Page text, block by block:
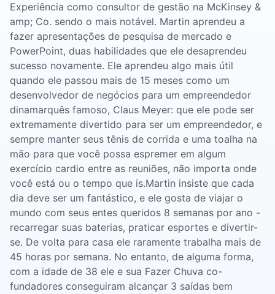
Experiência como consultor de gestão na McKinsey &
amp; Co. sendo o mais notável. Martin aprendeu a
fazer apresentações de pesquisa de mercado e
PowerPoint, duas habilidades que ele desaprendeu
sucesso novamente. Ele aprendeu algo mais útil
quando ele passou mais de 15 meses como um
desenvolvedor de negócios para um empreendedor
dinamarquês famoso, Claus Meyer: que ele pode ser
extremamente divertido para ser um empreendedor, e
sempre manter seus tênis de corrida e uma toalha na
mão para que você possa espremer em algum
exercício cardio entre as reuniões, não importa onde
você está ou o tempo que is.Martin insiste que cada
dia deve ser um fantástico, e ele gosta de viajar o
mundo com seus entes queridos 8 semanas por ano -
recarregar suas baterias, praticar esportes e divertir-
se. De volta para casa ele raramente trabalha mais de
45 horas por semana. No entanto, de alguma forma,
com a idade de 38 ele e sua Fazer Chuva co-
fundadores conseguiram alcançar 3 saídas bem